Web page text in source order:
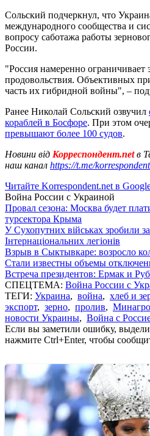
Сольский подчеркнул, что
международного сообщества и
вопросу саботажа работы
России.
"Россия намеренно ограничивает
продовольствия. Объективных
часть их гибридной войны", –
Ранее Николай Сольский озвучил
кораблей в Босфоре. При этом
превышают более 100 судов.
Новини від Корреспондент.netв
наш канал https://t.me/
Читайте Korrespondent.net в
Война России с Украиной
Провал сезона: Москва будет
турсектора Крыма
У Сухопутних військах зробили
Інтернаціональних легіонів
Взрыв в Сыктывкаре: возросло
Стали известны объемы
Встреча президентов: Ермак и
СПЕЦТЕМА: Война России с
ТЕГИ: Украина, война, хлеб и
экспорт, зерно, пролив,
новости Украины, Война с
Если вы заметили ошибку,
нажмите Ctrl+Enter, чтобы